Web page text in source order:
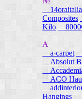
Composites
Kilo
A
a-carpet
Absolut
ACO
Hangings